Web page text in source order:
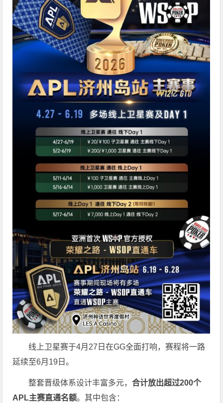
线上卫星赛于4月27日在GG全面打响，赛程将一路
延续至6月19日。
整套晋级体系设计丰富多元，合计放出超过200个
APL主赛直通名额。其中包含：